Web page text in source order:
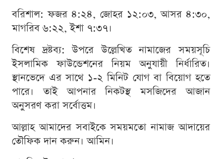
বরিশাল: ফজর ৪:২৪, জোহর ১২:০৩, আসর ৪:৩০,
মাগরিব ৬:২২, ইশা ৭:৩৭।
বিশেষ দ্রষ্টব্য: উপরে উল্লেখিত নামাজের সময়সূচি
ইসলামিক ফাউন্ডেশনের নিয়ম অনুযায়ী নির্ধারিত।
স্থানভেদে এর সাথে ১-২ মিনিট যোগ বা বিয়োগ হতে
পারে। তাই আপনার নিকটস্থ মসজিদের আজান
অনুসরণ করা সর্বোত্তম।
আল্লাহ আমাদের সবাইকে সময়মতো নামাজ আদায়ের
তৌফিক দান করুন। আমিন।